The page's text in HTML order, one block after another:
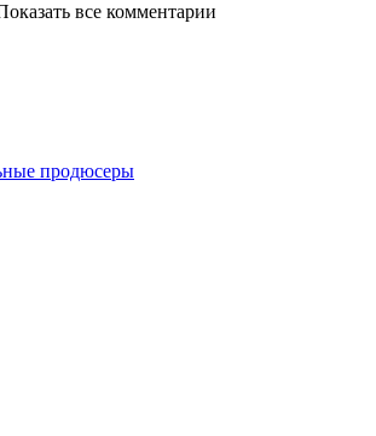
все комментарии
продюсеры